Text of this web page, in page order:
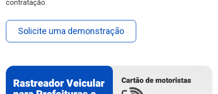
contratação.
Solicite uma demonstração